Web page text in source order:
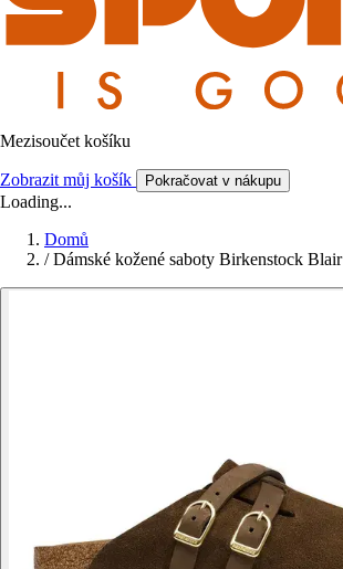
Mezisoučet košíku
Zobrazit můj košík Pokračovat v nákupu
Loading...
Domů
/ Dámské kožené saboty Birkenstock Blair